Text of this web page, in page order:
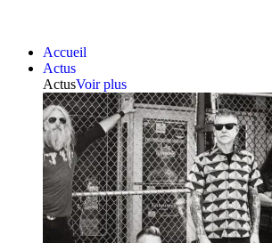
Accueil
Actus
ActusVoir plus